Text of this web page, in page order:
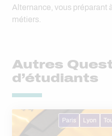
Alternance, vous préparant
métiers.
Autres
d’étudiants
Paris Lyon